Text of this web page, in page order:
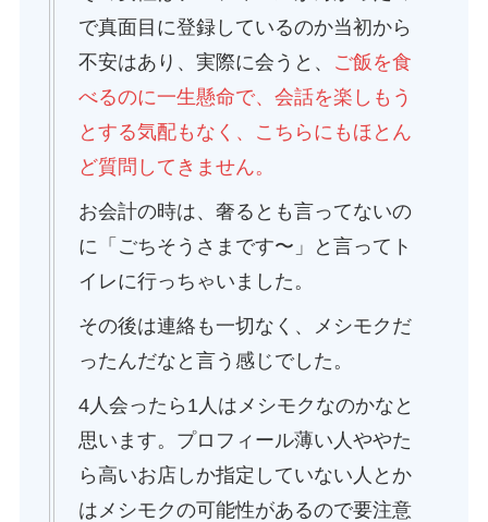
で真面目に登録しているのか当初から
不安はあり、実際に会うと、
ご飯を食
べるのに一生懸命で、会話を楽しもう
とする気配もなく、こちらにもほとん
ど質問してきません。
お会計の時は、奢るとも言ってないの
に「ごちそうさまです〜」と言ってト
イレに行っちゃいました。
その後は連絡も一切なく、メシモクだ
ったんだなと言う感じでした。
4人会ったら1人はメシモクなのかなと
思います。プロフィール薄い人ややた
ら高いお店しか指定していない人とか
はメシモクの可能性があるので要注意